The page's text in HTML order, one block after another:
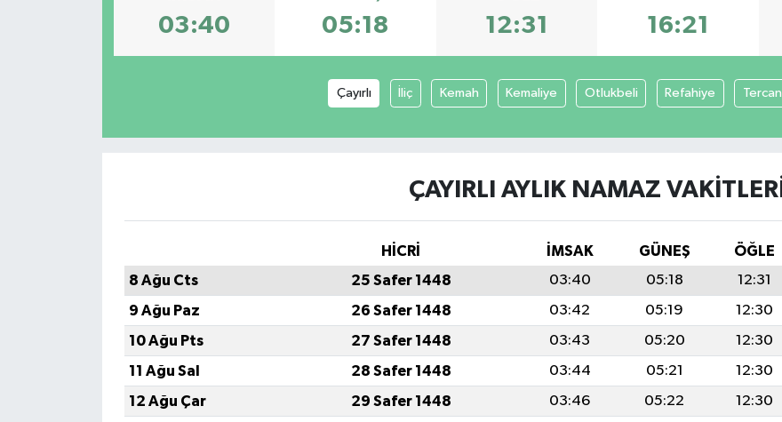
03:40 05:18 12:31 16:21
Çayırlı İliç Kemah Kemaliye Otlukbeli Refahiye Tercan
ÇAYIRLI AYLIK NAMAZ VAKITLERI
HİCRİ İMSAK GÜNEŞ ÖĞLE
8 Ağu Cts
25 Safer 1448 03:40 05:18 12:31
9 Ağu Paz
26 Safer 1448 03:42 05:19 12:30
10 Ağu Pts
27 Safer 1448 03:43 05:20 12:30
11 Ağu Sal
28 Safer 1448 03:44 05:21 12:30
12 Ağu Çar
29 Safer 1448 03:46 05:22 12:30